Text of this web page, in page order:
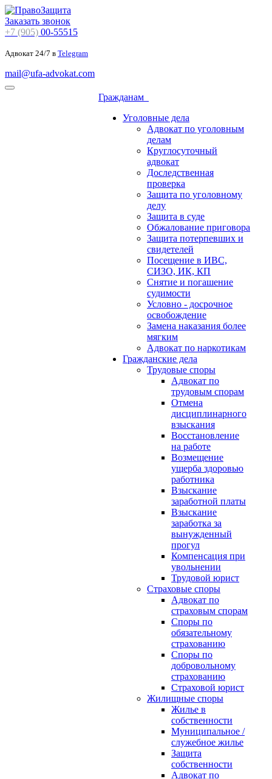
Заказать звонок
+7 (905) 00-55515
Адвокат 24/7 в Telegram
mail@ufa-advokat.com
Гражданам
Уголовные дела
Адвокат по уголовным
делам
Круглосуточный
адвокат
Доследственная
проверка
Защита по уголовному
делу
Защита в суде
Обжалование приговора
Защита потерпевших и
свидетелей
Посещение в ИВС,
СИЗО, ИК, КП
Снятие и погашение
судимости
Условно - досрочное
освобождение
Замена наказания более
мягким
Адвокат по наркотикам
Гражданские дела
Трудовые споры
Адвокат по
трудовым спорам
Отмена
дисциплинарного
взыскания
Восстановление
на работе
Возмещение
ущерба здоровью
работника
Взыскание
заработной платы
Взыскание
заработка за
вынужденный
прогул
Компенсация при
увольнении
Трудовой юрист
Страховые споры
Адвокат по
страховым спорам
Споры по
обязательному
страхованию
Споры по
добровольному
страхованию
Страховой юрист
Жилищные споры
Жилье в
собственности
Муниципальное /
служебное жилье
Защита
собственности
Адвокат по